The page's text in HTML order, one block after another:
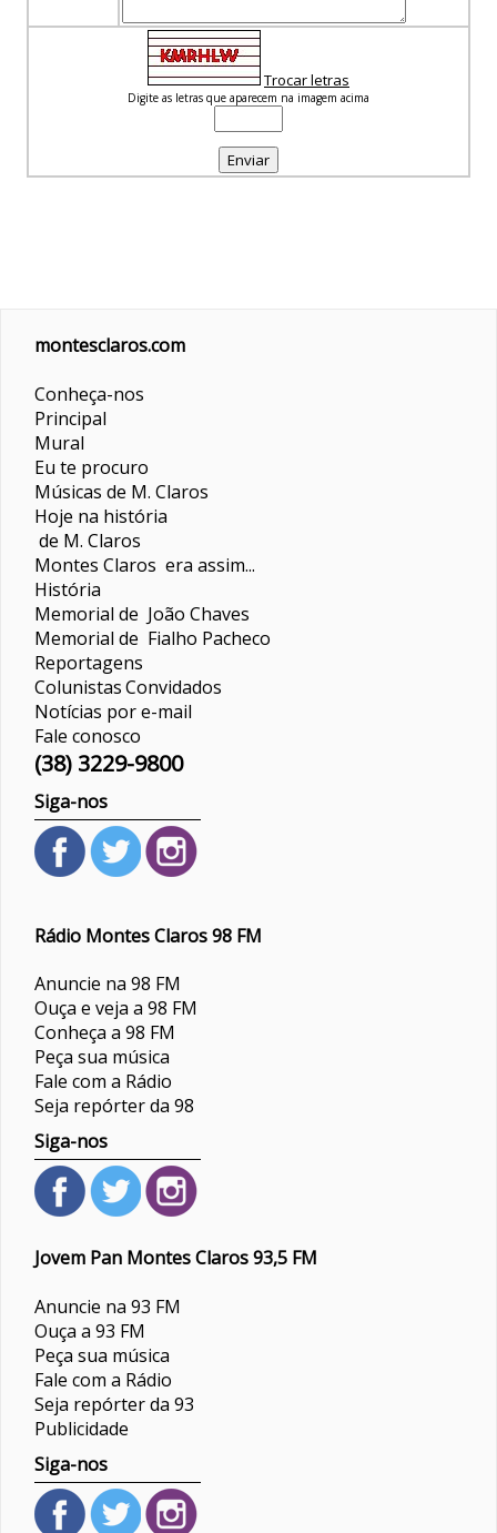
Trocar letras
Digite as letras que aparecem na imagem acima
montesclaros.com
Conheça-nos
Principal
Mural
Eu te procuro
Músicas de M. Claros
Hoje na história
de M. Claros
Montes Claros era assim...
História
Memorial de João Chaves
Memorial de Fialho Pacheco
Reportagens
ColunistasConvidados
Notícias por e-mail
Fale conosco
(38) 3229-9800
Siga-nos
Rádio Montes Claros 98 FM
Anuncie na 98 FM
Ouça e veja a 98 FM
Conheça a 98 FM
Peça sua música
Fale com a Rádio
Seja repórter da 98
Siga-nos
Jovem Pan Montes Claros 93,5 FM
Anuncie na 93 FM
Ouça a 93 FM
Peça sua música
Fale com a Rádio
Seja repórter da 93
Publicidade
Siga-nos